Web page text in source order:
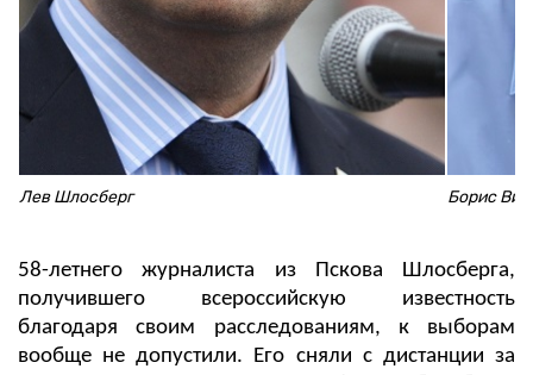
Лев Шлосберг Борис
58-летнего журналиста из Пскова Шлосберга,
получившего всероссийскую известность
благодаря своим расследованиям, к выборам
вообще не допустили. Его сняли с дистанции за